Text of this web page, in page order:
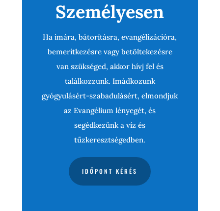
Személyesen
Ha imára, bátorításra, evangélizációra,
bemerítkezésre vagy betöltekezésre
van szükséged, akkor hívj fel és
találkozzunk. Imádkozunk
gyógyulásért-szabadulásért, elmondjuk
az Evangélium lényegét, és
segédkezünk a víz és
tűzkeresztségedben.
IDŐPONT KÉRÉS